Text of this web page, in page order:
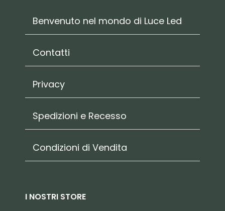
Benvenuto nel mondo di Luce Led
Contatti
Privacy
Spedizioni e Recesso
Condizioni di Vendita
I NOSTRI STORE